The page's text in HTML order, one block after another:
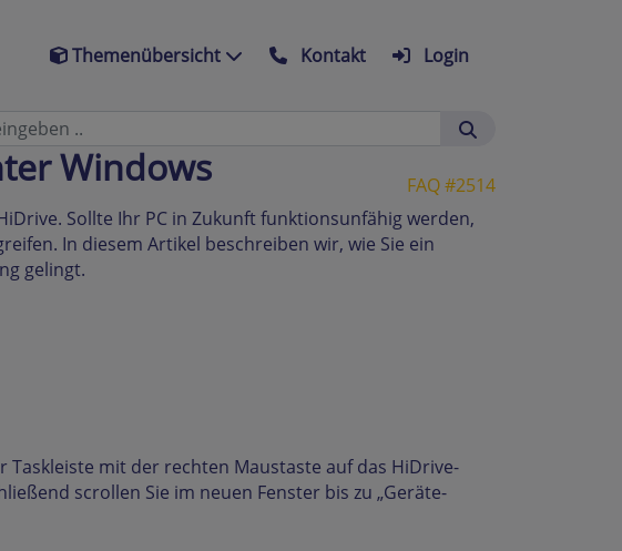
Themenübersicht Kontakt Login
FAQ #2514
Windows
Sollte Ihr PC in Zukunft funktionsunfähig werden,
In diesem Artikel beschreiben wir, wie Sie ein
gelingt.
mit der rechten Maustaste auf das HiDrive-
scrollen Sie im neuen Fenster bis zu „Geräte-